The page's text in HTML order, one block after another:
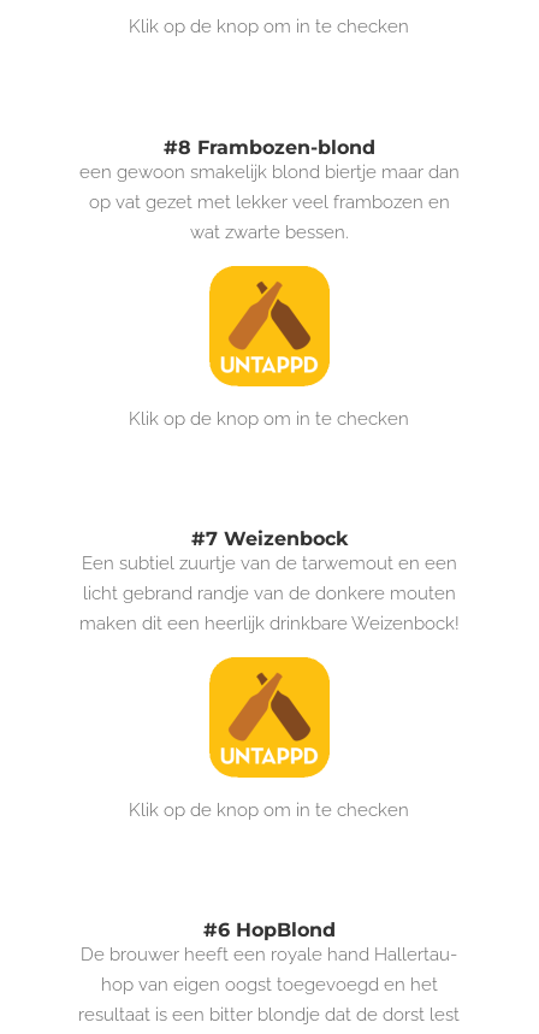
Klik op de knop om in te checken
#8 Frambozen-blond
een gewoon smakelijk blond biertje maar dan
op vat gezet met lekker veel frambozen en
wat zwarte bessen.
Klik op de knop om in te checken
#7 Weizenbock
Een subtiel zuurtje van de tarwemout en een
licht gebrand randje van de donkere mouten
maken dit een heerlijk drinkbare Weizenbock!
Klik op de knop om in te checken
#6 HopBlond
De brouwer heeft een royale hand Hallertau-
hop van eigen oogst toegevoegd en het
resultaat is een bitter blondje dat de dorst lest